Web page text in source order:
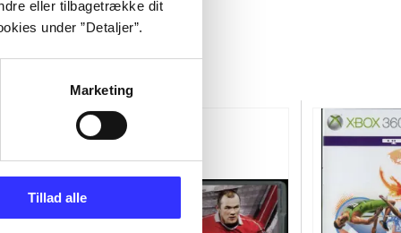
eller tilbagetrække dit
under ”Detaljer”.
Marketing
Tillad alle